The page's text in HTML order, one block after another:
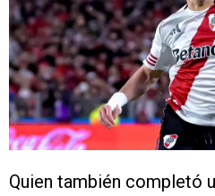
Quien también completó